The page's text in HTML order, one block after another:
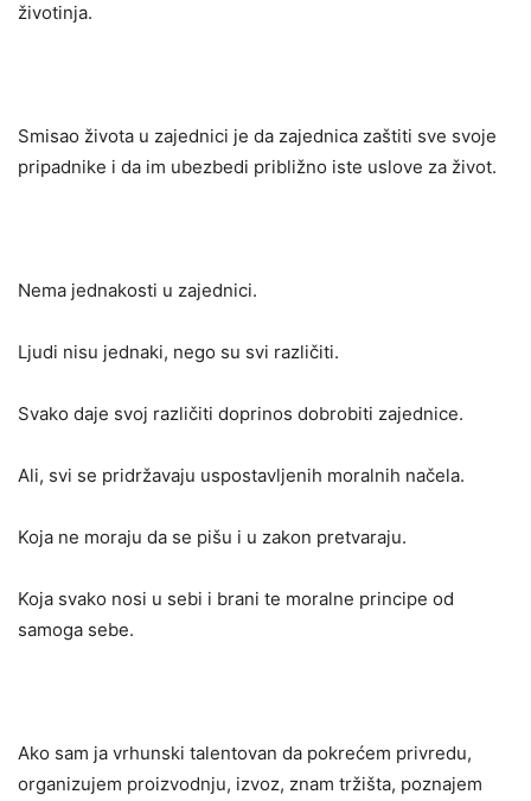
životinja.
Smisao života u zajednici je da zajednica zaštiti sve svoje
pripadnike i da im ubezbedi približno iste uslove za život.
Nema jednakosti u zajednici.
Ljudi nisu jednaki, nego su svi različiti.
Svako daje svoj različiti doprinos dobrobiti zajednice.
Ali, svi se pridržavaju uspostavljenih moralnih načela.
Koja ne moraju da se pišu i u zakon pretvaraju.
Koja svako nosi u sebi i brani te moralne principe od
samoga sebe.
Ako sam ja vrhunski talentovan da pokrećem privredu,
organizujem proizvodnju, izvoz, znam tržišta, poznajem